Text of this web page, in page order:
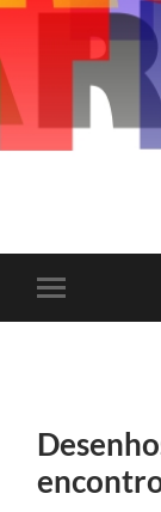
Toggle
mobile